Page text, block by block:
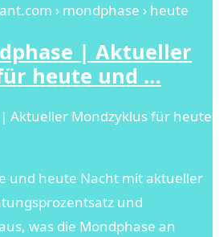
› mondphase › heute
| Aktueller
heute und …
Aktueller Mondzyklus für heute
und heute Nacht mit aktueller
und
was die Mondphase an